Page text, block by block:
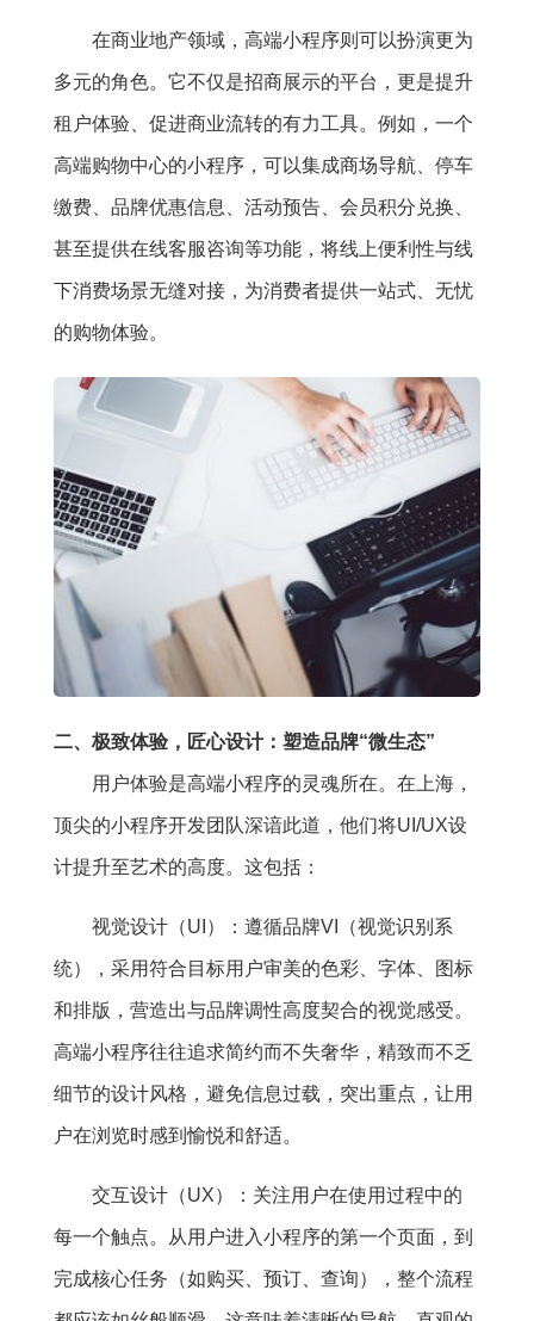
在商业地产领域，高端小程序则可以扮演更为
多元的角色。它不仅是招商展示的平台，更是提升
租户体验、促进商业流转的有力工具。例如，一个
高端购物中心的小程序，可以集成商场导航、停车
缴费、品牌优惠信息、活动预告、会员积分兑换、
甚至提供在线客服咨询等功能，将线上便利性与线
下消费场景无缝对接，为消费者提供一站式、无忧
的购物体验。
二、极致体验，匠心设计：塑造品牌“微生态”
用户体验是高端小程序的灵魂所在。在上海，
顶尖的小程序开发团队深谙此道，他们将UI/UX设
计提升至艺术的高度。这包括：
视觉设计（UI）：遵循品牌VI（视觉识别系
统），采用符合目标用户审美的色彩、字体、图标
和排版，营造出与品牌调性高度契合的视觉感受。
高端小程序往往追求简约而不失奢华，精致而不乏
细节的设计风格，避免信息过载，突出重点，让用
户在浏览时感到愉悦和舒适。
交互设计（UX）：关注用户在使用过程中的
每一个触点。从用户进入小程序的第一个页面，到
完成核心任务（如购买、预订、查询），整个流程